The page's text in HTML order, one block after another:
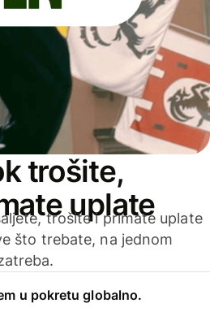
trošite,
uplate
trošite i primate uplate
što trebate, na jednom
u pokretu globalno.